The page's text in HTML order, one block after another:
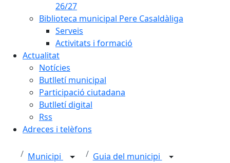
26/27
Biblioteca municipal Pere Casaldàliga
Serveis
Activitats i formació
Actualitat
Notícies
Butlletí municipal
Participació ciutadana
Butlletí digital
Rss
Adreces i telèfons
Municipi
Guia del municipi